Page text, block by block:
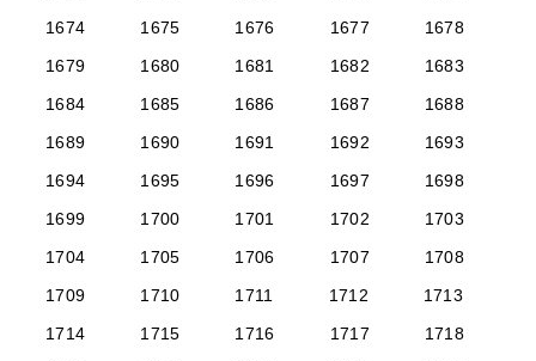
1674
1675 1676 1677
1678
1679
1680 1681 1682
1683
1684
1685 1686 1687
1688
1689
1690 1691 1692
1693
1694
1695 1696 1697
1698
1699
1700 1701 1702
1703
1704
1705 1706 1707
1708
1709
1710 1711 1712
1713
1714
1715 1716 1717
1718